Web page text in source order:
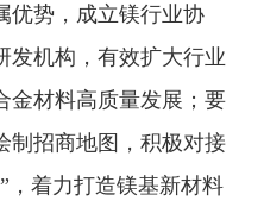
优势，成立镁行业协
发机构，有效扩大行业
金材料高质量发展；要
制招商地图，积极对接
，着力打造镁基新材料